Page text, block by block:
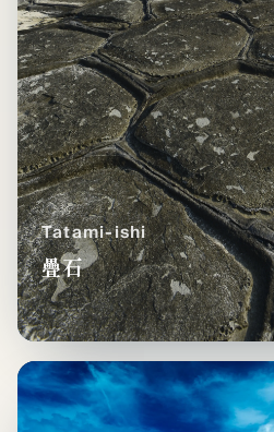
Tatami-ishi
疊石